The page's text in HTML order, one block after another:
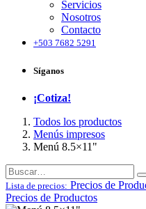
Servicios
Nosotros
Contacto
+503 7682 5291
Síganos
¡Cotiza!
Todos los productos
Menús impresos
Menú 8.5×11"
Lista de precios: Precios de
Precios de Productos